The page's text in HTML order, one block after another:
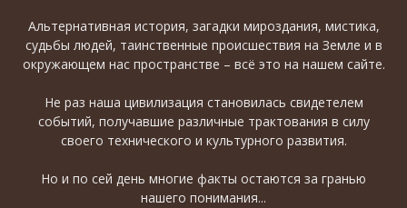
Альтернативная история, загадки мироздания, мистика,
судьбы людей, таинственные происшествия на Земле и в
окружающем нас пространстве – всё это на нашем сайте.
Не раз наша цивилизация становилась свидетелем
событий, получавшие различные трактования в силу
своего технического и культурного развития.
Но и по сей день многие факты остаются за гранью
нашего понимания...